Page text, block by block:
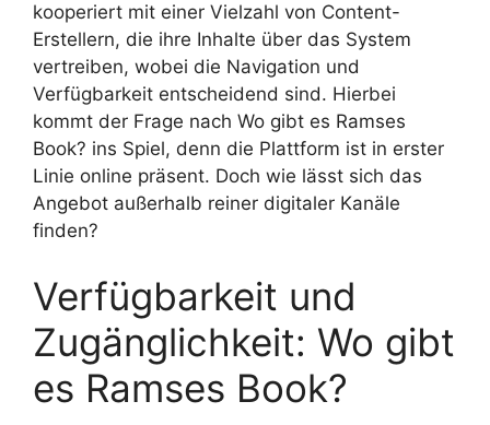
kooperiert mit einer Vielzahl von Content-
Erstellern, die ihre Inhalte über das System
vertreiben, wobei die Navigation und
Verfügbarkeit entscheidend sind. Hierbei
kommt der Frage nach Wo gibt es Ramses
Book? ins Spiel, denn die Plattform ist in erster
Linie online präsent. Doch wie lässt sich das
Angebot außerhalb reiner digitaler Kanäle
finden?
Verfügbarkeit und
Zugänglichkeit: Wo gibt
es Ramses Book?